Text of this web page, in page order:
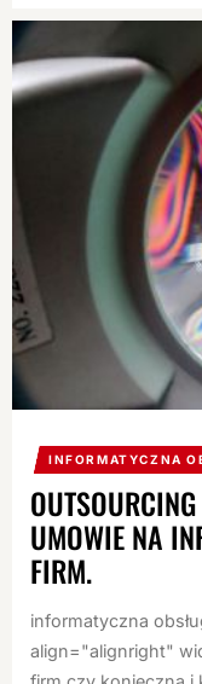
INFORMATYCZNA
UMOWIE NA
FIRM.
informatyczna
align="alignright"